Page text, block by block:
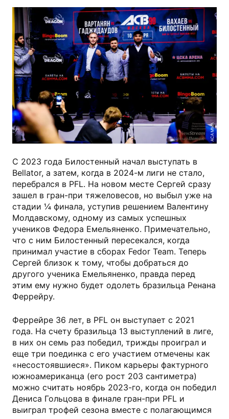
ACA MMA
С 2023 года Билостенный начал выступать в
Bellator, а затем, когда в 2024-м лиги не стало,
перебрался в PFL. На новом месте Сергей сразу
зашел в гран-при тяжеловесов, но выбыл уже на
стадии ¼ финала, уступив решением Валентину
Молдавскому, одному из самых успешных
учеников Федора Емельяненко. Примечательно,
что с ним Билостенный пересекался, когда
принимал участие в сборах Fedor Team. Теперь
Сергей близок к тому, чтобы добраться до
другого ученика Емельяненко, правда перед
этим ему нужно будет одолеть бразильца Ренана
Феррейру.
Феррейре 36 лет, в PFL он выступает с 2021
года. На счету бразильца 13 выступлений в лиге,
в них он семь раз победил, трижды проиграл и
еще три поединка с его участием отмечены как
«несостоявшиеся». Пиком карьеры фактурного
южноамериканца (его рост 203 сантиметра)
можно считать ноябрь 2023-го, когда он победил
Дениса Гольцова в финале гран-при PFL и
выиграл трофей сезона вместе с полагающимся